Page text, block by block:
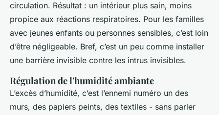
circulation. Résultat : un intérieur plus sain, moins
propice aux réactions respiratoires. Pour les familles
avec jeunes enfants ou personnes sensibles, c’est loin
d’être négligeable. Bref, c’est un peu comme installer
une barrière invisible contre les intrus invisibles.
Régulation de l'humidité ambiante
L’excès d’humidité, c’est l’ennemi numéro un des
murs, des papiers peints, des textiles - sans parler